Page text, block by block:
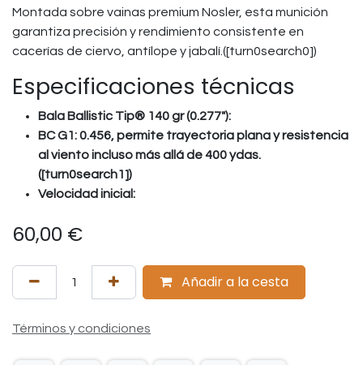
Montada sobre vainas premium Nosler, esta munición
garantiza precisión y rendimiento consistente en
cacerías de ciervo, antílope y jabalí.([turn0search0])
Especificaciones técnicas
Bala Ballistic Tip® 140 gr (0.277"):
BC G1: 0.456, permite trayectoria plana y resistencia
al viento incluso más allá de 400 ydas.
([turn0search1])
Velocidad inicial:
60,00 €
Añadir a la cesta
Términos y condiciones